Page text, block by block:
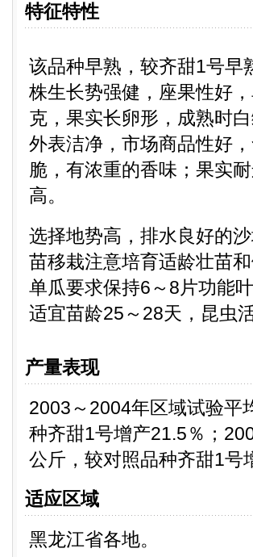
特征特性
该品种早熟，较齐甜1号早
株生长势强健，座果性好
克，果实长卵形，成熟时
外表洁净，市场商品性好
脆，有浓重的香味；果实
高。
选择地势高，排水良好的
苗移栽注意培育适龄壮苗
单瓜要求保持6～8片功能
适宜苗龄25～28天，昆虫
产量表现
2003～2004年区域试验平
种齐甜1号增产21.5％；
公斤，较对照品种齐甜1号
适应区域
黑龙江省各地。